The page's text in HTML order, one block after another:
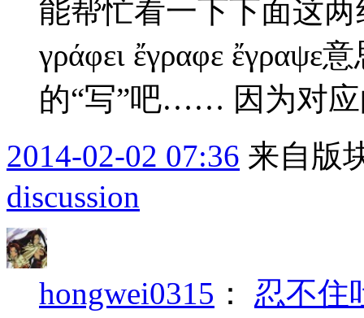
能帮忙看一下下面这两
γράφει ἔγραφε ἔγραψε
的“写”吧…… 因为对
2014-02-02 07:36 来自版
discussion
hongwei0315 ： 忍不